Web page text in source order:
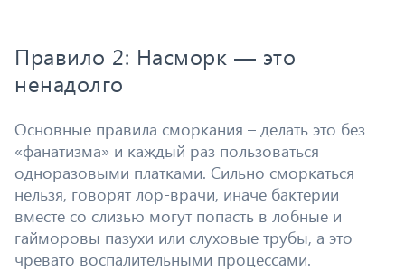
Правило 2: Насморк — это
ненадолго
Основные правила сморкания – делать это без
«фанатизма» и каждый раз пользоваться
одноразовыми платками. Сильно сморкаться
нельзя, говорят лор-врачи, иначе бактерии
вместе со слизью могут попасть в лобные и
гайморовы пазухи или слуховые трубы, а это
чревато воспалительными процессами.